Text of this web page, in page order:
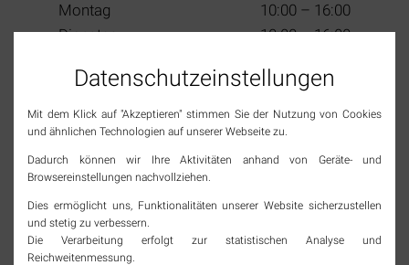
Montag
10:00 – 16:00
Dienstag
10:00 – 16:00
Donnerstag
10:00 – 16:00
Freitag
10:00 – 16:00
Samstag (2. & 4. im Monat)
10:00 – 13:00
Sonn- & Feiertage
geschlossen
SOCIAL MEDIA
Datenschutz­einstellungen
Mit dem Klick auf "Akzeptieren" stimmen Sie der Nutzung von Cookies
und ähnlichen Technologien auf unserer Webseite zu.
Dadurch können wir Ihre Aktivitäten anhand von Geräte- und
Browsereinstellungen nachvollziehen.
Dies ermöglicht uns, Funktionalitäten unserer Website sicherzustellen
und stetig zu verbessern.
Die Verarbeitung erfolgt zur statistischen Analyse und
Reichweitenmessung.